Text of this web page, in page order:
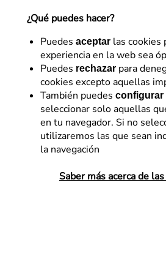
¿Qué puedes hacer?
Puedes aceptar las cookies
experiencia en la web sea
Puedes rechazar para
cookies excepto aquellas
También puedes configurar
seleccionar solo aquellas
en tu navegador. Si no
utilizaremos las que sean
la navegación
Saber más acerca de
Analítica Web
Modelos de
IA: cómo medir el
real de cada
negocio